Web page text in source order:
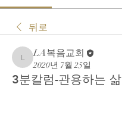
뒤로
LA복음교회
LA복음교회
2020년 7월 25일
3분칼럼-관용하는 삶